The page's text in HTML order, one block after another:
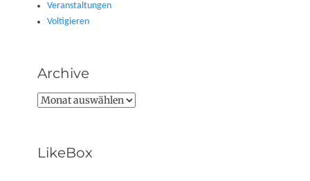
Veranstaltungen
Voltigieren
Archive
Archive
LikeBox